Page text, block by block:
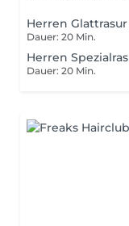
Herren Glattrasur
Dauer: 20 Min.
Herren
Dauer: 20 Min.